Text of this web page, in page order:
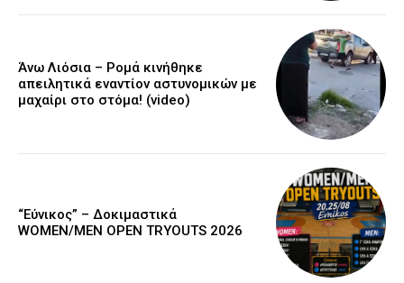
Άνω Λιόσια – Ρομά κινήθηκε
απειλητικά εναντίον αστυνομικών με
μαχαίρι στο στόμα! (video)
“Εύνικος” – Δοκιμαστικά
WOMEN/MEN OPEN TRYOUTS 2026